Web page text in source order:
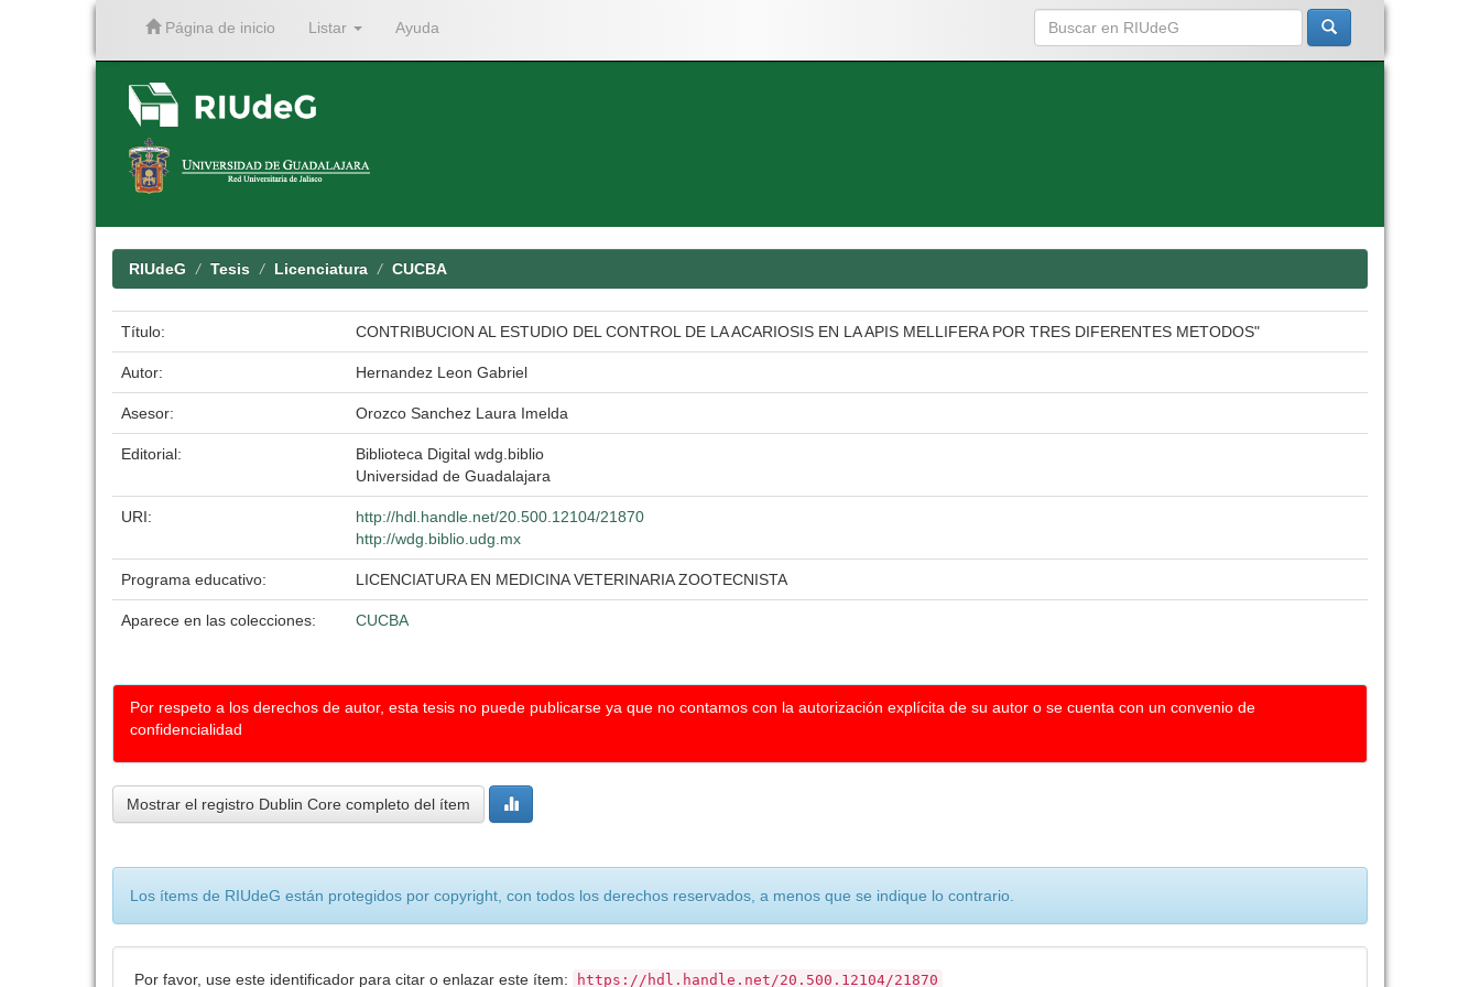
Página de inicio Listar Ayuda
RIUdeG Tesis Licenciatura CUCBA
Título: CONTRIBUCION AL ESTUDIO DEL CONTROL DE LA ACARIOSIS EN LA APIS MELLIFERA POR TRES DIFERENTES METODOS"
Autor: Hernandez Leon Gabriel
Asesor: Orozco Sanchez Laura Imelda
Editorial:
Biblioteca Digital wdg.biblio
Universidad de Guadalajara
URI:
http://hdl.handle.net/20.500.12104/21870
http://wdg.biblio.udg.mx
Programa educativo: LICENCIATURA EN MEDICINA VETERINARIA ZOOTECNISTA
Aparece en las colecciones: CUCBA
Por respeto a los derechos de autor, esta tesis no puede publicarse ya que no contamos con la autorización explícita de su autor o se cuenta con un convenio de
confidencialidad
Mostrar el registro Dublin Core completo del ítem
Los ítems de RIUdeG están protegidos por copyright, con todos los derechos reservados, a menos que se indique lo contrario.
Por favor, use este identificador para citar o enlazar este ítem: https://hdl.handle.net/20.500.12104/21870